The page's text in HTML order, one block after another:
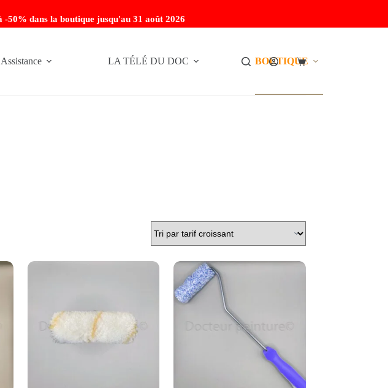
dans la boutique jusqu'au 31 août 2026
Assistance LA TÉLÉ DU DOC BOUTIQUE